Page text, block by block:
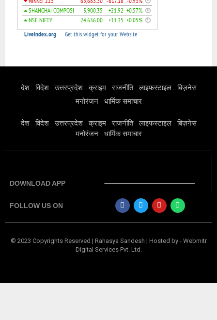
देश विदेश उत्तरप्रदेश क्राइम राजनीति लाइफस्टाइल
बिज़नेस
मनोरंजन
धार्मिक समाचार
देश विदेश उत्तरप्रदेश क्राइम राजनीति लाइफस्टाइल
बिज़नेस
मनोरंजन
धार्मिक समाचार
DOWNLOAD APP
FOLLOW US ON
© 2023 Copyrights Reserved | Rahasya Sandesh | Hosted by - Webmitr
Digital Services Pvt. Ltd.